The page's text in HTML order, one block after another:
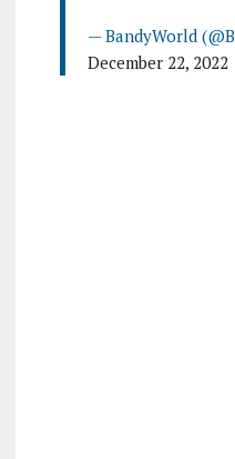
— BandyWorld
December 22, 2022